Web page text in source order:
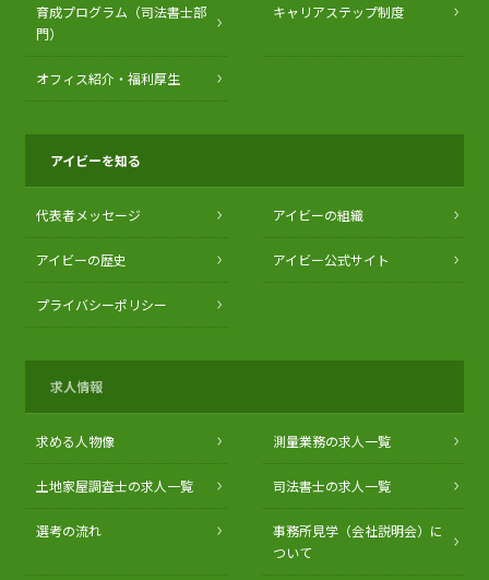
育成プログラム（司法書士部
門）
キャリアステップ制度
オフィス紹介・福利厚生
アイビーを知る
代表者メッセージ アイビーの組織
アイビーの歴史 アイビー公式サイト
プライバシーポリシー
求人情報
求める人物像 測量業務の求人一覧
土地家屋調査士の求人一覧 司法書士の求人一覧
選考の流れ
事務所見学（会社説明会）に
ついて